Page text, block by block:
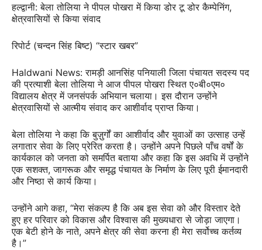
हल्द्वानी: बेला तोलिया ने पीपल पोखरा में किया डोर टू डोर कैम्पेनिंग,
क्षेत्रवासियों से किया संवाद
रिपोर्ट (चन्दन सिंह बिष्ट) “स्टार खबर”
Haldwani News: रामड़ी आनसिंह पनियाली जिला पंचायत सदस्य पद
की प्रत्याशी बेला तोलिया ने आज पीपल पोखरा स्थित ए०बी०एम०
विद्यालय क्षेत्र में जनसंपर्क अभियान चलाया। इस दौरान उन्होंने
क्षेत्रवासियों से आत्मीय संवाद कर आशीर्वाद प्राप्त किया।
बेला तोलिया ने कहा कि बुज़ुर्गों का आशीर्वाद और युवाओं का उत्साह उन्हें
लगातार सेवा के लिए प्रेरित करता है। उन्होंने अपने पिछले पाँच वर्षों के
कार्यकाल को जनता को समर्पित बताया और कहा कि इस अवधि में उन्होंने
एक सशक्त, जागरूक और समृद्ध पंचायत के निर्माण के लिए पूरी ईमानदारी
और निष्ठा से कार्य किया।
उन्होंने आगे कहा, “मेरा संकल्प है कि अब इस सेवा को और विस्तार देते
हुए हर परिवार को विकास और विश्वास की मुख्यधारा से जोड़ा जाएगा।
एक बेटी होने के नाते, अपने क्षेत्र की सेवा करना ही मेरा सर्वोच्च कर्तव्य
है।”